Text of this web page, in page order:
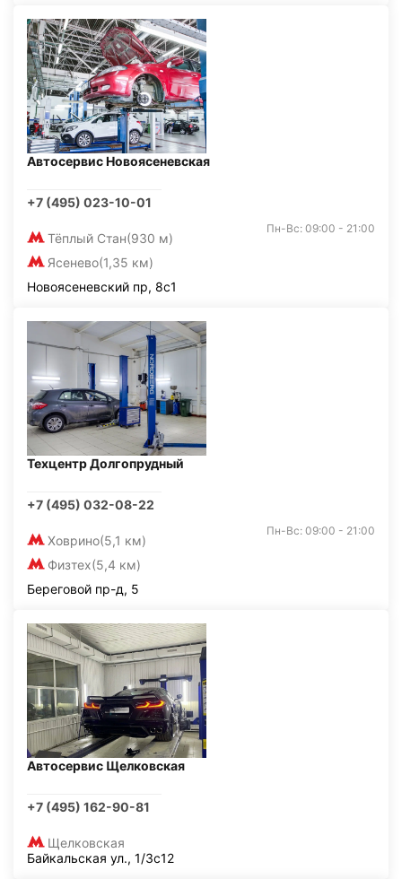
Автосервис Новоясеневская
+7 (495) 023-10-01
Тёплый Стан(930 м)
Ясенево(1,35 км)
Пн-Вс: 09:00 - 21:00
Новоясеневский пр, 8с1
Техцентр Долгопрудный
+7 (495) 032-08-22
Ховрино(5,1 км)
Физтех(5,4 км)
Пн-Вс: 09:00 - 21:00
Береговой пр-д, 5
Автосервис Щелковская
+7 (495) 162-90-81
Щелковская
Байкальская ул., 1/3с12